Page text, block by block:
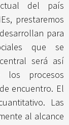
del país
prestaremos
para
que se
será así
los procesos
encuentro. El
Las
al alcance